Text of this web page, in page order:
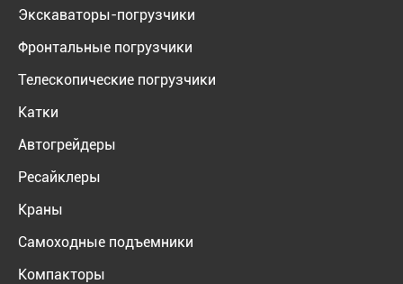
Экскаваторы-погрузчики
Фронтальные погрузчики
Телескопические погрузчики
Катки
Автогрейдеры
Ресайклеры
Краны
Самоходные подъемники
Компакторы